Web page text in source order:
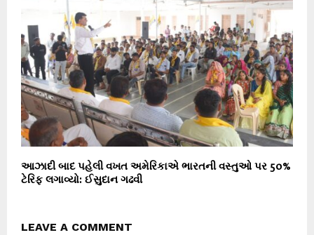
આઝાદી બાદ પહેલી વખત અમેરિકાએ ભારતની વસ્તુઓ પર 50%
ટેરિફ લગાવ્યો: ઈસુદાન ગઢવી
LEAVE A COMMENT